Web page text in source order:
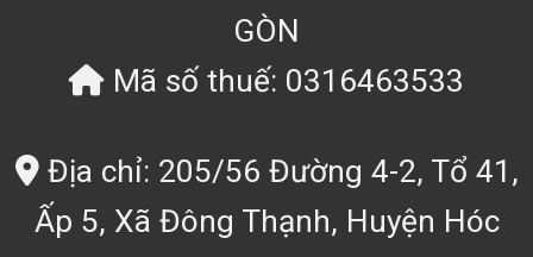
GÒN
Mã số thuế: 0316463533
Địa chỉ: 205/56 Đường 4-2, Tổ 41,
Ấp 5, Xã Đông Thạnh, Huyện Hóc